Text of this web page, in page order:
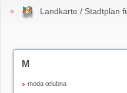
Landkarte / Stadtplan
M
moda œlubna